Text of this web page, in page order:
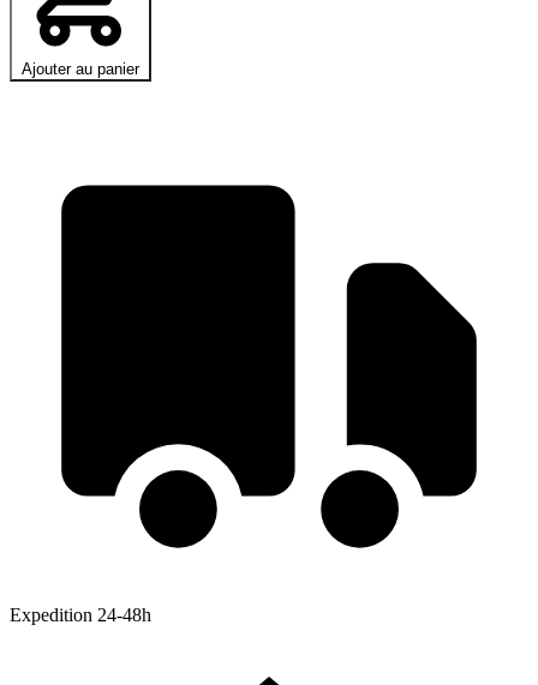
Ajouter au panier
Expedition 24-48h